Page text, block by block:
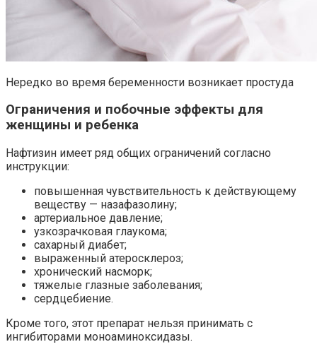
Нередко во время беременности возникает простуда
Ограничения и побочные эффекты для
женщины и ребенка
Нафтизин имеет ряд общих ограничений согласно
инструкции:
повышенная чувствительность к действующему
веществу — назафазолину;
артериальное давление;
узкозрачковая глаукома;
сахарный диабет;
выраженный атеросклероз;
хронический насморк;
тяжелые глазные заболевания;
сердцебиение.
Кроме того, этот препарат нельзя принимать с
ингибиторами моноаминоксидазы.